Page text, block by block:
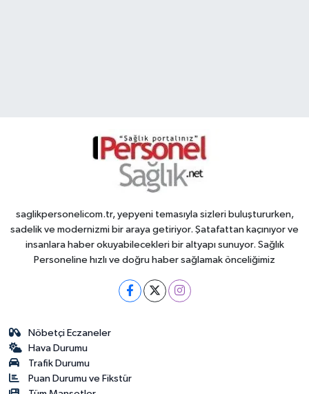
saglikpersonelicom.tr, yepyeni temasıyla sizleri buluştururken,
sadelik ve modernizmi bir araya getiriyor. Şatafattan kaçınıyor ve
insanlara haber okuyabilecekleri bir altyapı sunuyor. Sağlık
Personeline hızlı ve doğru haber sağlamak önceliğimiz
Nöbetçi Eczaneler
Hava Durumu
Trafik Durumu
Puan Durumu ve Fikstür